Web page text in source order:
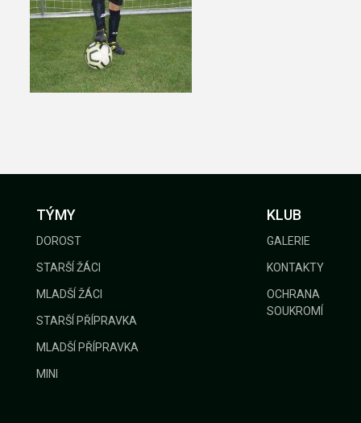
ML. PŘÍPRAVKA
MINI
TÝMY
DOROST
STARŠÍ ŽÁCI
MLADŠÍ ŽÁCI
STARŠÍ PŘÍPRAVKA
MLADŠÍ PŘÍPRAVKA
MINI
KLUB
GALERIE
KONTAKTY
OCHRANA
SOUKROMÍ